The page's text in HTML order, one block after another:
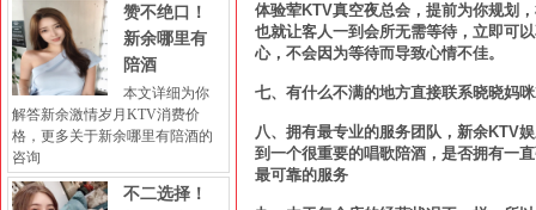
体验荤KTV真空夜总会，提前为你规划
也就让客人一到会所无需等待，立即可
心，不会因为等待而导致心情不佳。
七、有什么不满的地方直接联系晓晓妈
八、拥有最专业的服务团队，新余KTV
到一个很重要的唱歌陪酒，是否拥有一
最可靠的服务
赞不绝口！
新余哪里有
陪酒
本文详细为你
解答新余激情岁月KTV消费价
格，更多关于新余哪里有陪酒的
咨询
不二选择！